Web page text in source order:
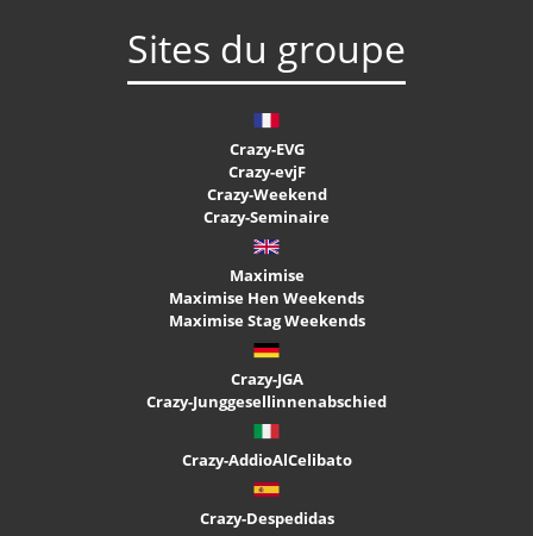
Sites du groupe
Crazy-EVG
Crazy-evjF
Crazy-Weekend
Crazy-Seminaire
Maximise
Maximise Hen Weekends
Maximise Stag Weekends
Crazy-JGA
Crazy-Junggesellinnenabschied
Crazy-AddioAlCelibato
Crazy-Despedidas